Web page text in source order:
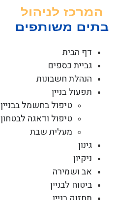
דף הבית
גביית כספים
הנהלת חשבונות
תפעול בניין
טיפול בחשמל
טיפול ודאגה לבטחון
מעלית שבת
גינון
ניקיון
אב ושמירה
ביטוח לבניין